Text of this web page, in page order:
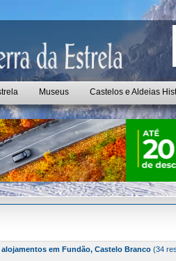
Museus Castelos e Aldeias
alojamentos em Fundão, Castelo Branco (34